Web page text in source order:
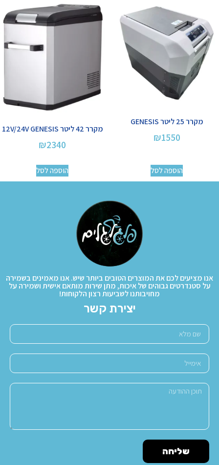
מקרר 25 ליטר GENESIS
₪1550
הוספה לסל
מקרר 42 ליטר 12V/24V GENESIS
₪2340
הוספה לסל
אנו מציעים לכם את המוצרים הטובים ביותר שיש. אנו מאמינים בשמירה
על סטנדרטים גבוהים של איכות, מתן שירות מותאם אישית ושמירה על
מחויבותנו לשביעות רצון הלקוחות!
יצירת קשר
שליחה